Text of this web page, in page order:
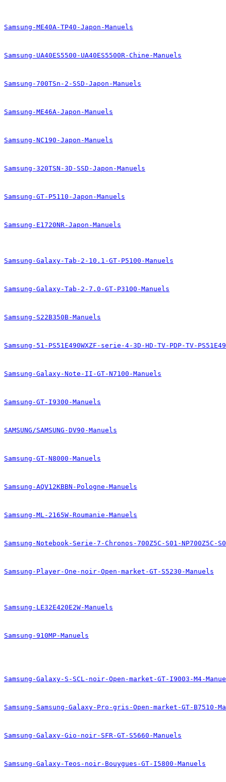
Samsung-ME40A-TP40-Japon-Manuels
Samsung-UA40ES5500-UA40ES5500R-Chine-Manuels
Samsung-700TSn-2-SSD-Japon-Manuels
Samsung-ME46A-Japon-Manuels
Samsung-NC190-Japon-Manuels
Samsung-320TSN-3D-SSD-Japon-Manuels
Samsung-GT-P5110-Japon-Manuels
Samsung-E1720NR-Japon-Manuels
Samsung-Galaxy-Tab-2-10.1-GT-P5100-Manuels
Samsung-Galaxy-Tab-2-7.0-GT-P3100-Manuels
Samsung-S22B350B-Manuels
Samsung-51-PS51E490WXZF-serie-4-3D-HD-TV-PDP-TV-
Samsung-Galaxy-Note-II-GT-N7100-Manuels
Samsung-GT-I9300-Manuels
SAMSUNG/SAMSUNG-DV90-Manuels
Samsung-GT-N8000-Manuels
Samsung-AQV12KBBN-Pologne-Manuels
Samsung-ML-2165W-Roumanie-Manuels
Samsung-Notebook-Serie-7-Chronos-700Z5C-S01-NP700Z5C-
Samsung-Player-One-noir-Open-market-GT-S5230-Manuels
Samsung-LE32E420E2W-Manuels
Samsung-910MP-Manuels
Samsung-Galaxy-S-SCL-noir-Open-market-GT-I9003-M4-
Samsung-Samsung-Galaxy-Pro-gris-Open-market-GT-B7510-
Samsung-Galaxy-Gio-noir-SFR-GT-S5660-Manuels
Samsung-Galaxy-Teos-noir-Bouygues-GT-I5800-Manuels